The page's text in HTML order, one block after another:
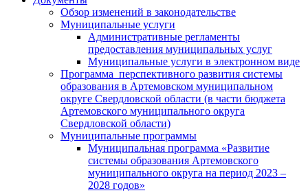
Обзор изменений в законодательстве
Муниципальные услуги
Административные регламенты
предоставления муниципальных услуг
Муниципальные услуги в электронном виде
Программа перспективного развития системы
образования в Артемовском муниципальном
округе Свердловской области (в части бюджета
Артемовского муниципального округа
Свердловской области)
Муниципальные программы
Муниципальная программа «Развитие
системы образования Артемовского
муниципального округа на период 2023 –
2028 годов»